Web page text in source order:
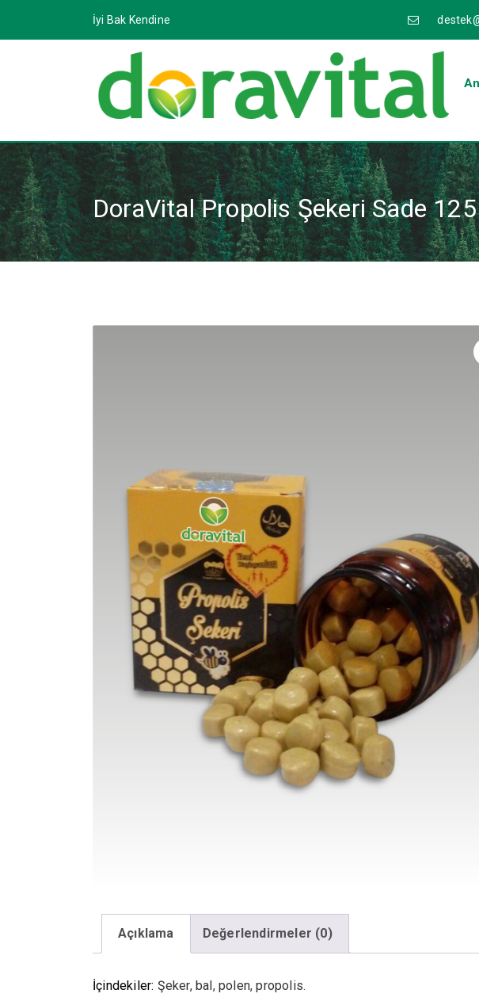
İyi Bak Kendine
DoraVital Propolis Şekeri Sade
Açıklama Değerlendirmeler (0)
İçindekiler: Şeker, bal, polen, propolis.